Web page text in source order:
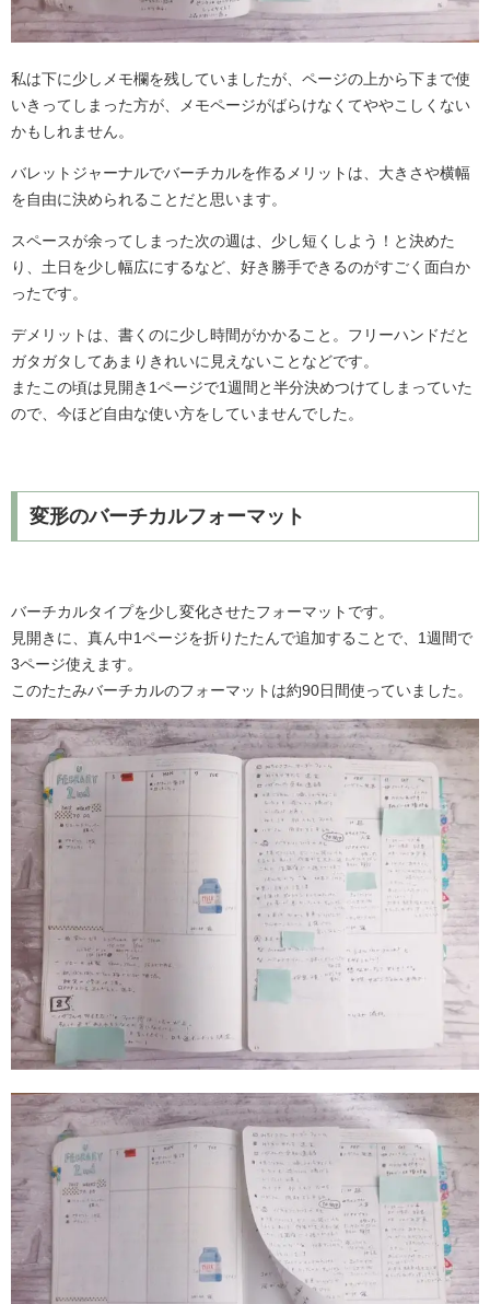
私は下に少しメモ欄を残していましたが、ページの上から下まで使
いきってしまった方が、メモページがばらけなくてややこしくない
かもしれません。
バレットジャーナルでバーチカルを作るメリットは、大きさや横幅
を自由に決められることだと思います。
スペースが余ってしまった次の週は、少し短くしよう！と決めた
り、土日を少し幅広にするなど、好き勝手できるのがすごく面白か
ったです。
デメリットは、書くのに少し時間がかかること。フリーハンドだと
ガタガタしてあまりきれいに見えないことなどです。
またこの頃は見開き1ページで1週間と半分決めつけてしまっていた
ので、今ほど自由な使い方をしていませんでした。
変形のバーチカルフォーマット
バーチカルタイプを少し変化させたフォーマットです。
見開きに、真ん中1ページを折りたたんで追加することで、1週間で
3ページ使えます。
このたたみバーチカルのフォーマットは約90日間使っていました。